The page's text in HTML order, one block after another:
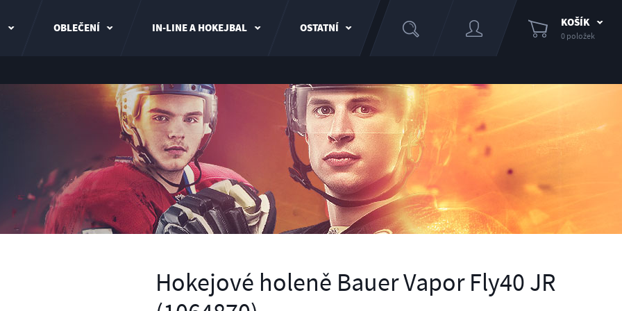
OBLEČENÍ IN-LINE A HOKEJBAL OSTATNÍ KOŠÍK
0 položek
Hokejové holeně Bauer Vapor Fly40 JR